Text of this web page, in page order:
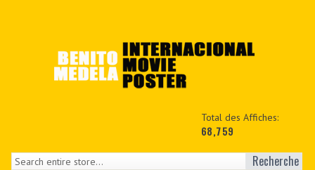
Total des Affiches:
68,759
Recherche